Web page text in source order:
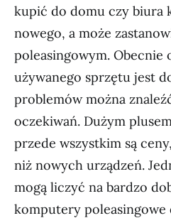
kupić do domu czy biura
nowego, a może
poleasingowym. Obecnie
używanego sprzętu jest
problemów można
oczekiwań. Dużym
przede wszystkim są
niż nowych urządzeń.
mogą liczyć na bardzo
komputery poleasingowe